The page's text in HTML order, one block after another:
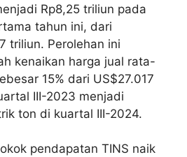
Rp8,25 triliun pada
tahun ini, dari
triliun. Perolehan ini
kenaikan harga jual rata-
15% dari US$27.017
III-2023 menjadi
ton di kuartal III-2024.
pendapatan TINS naik